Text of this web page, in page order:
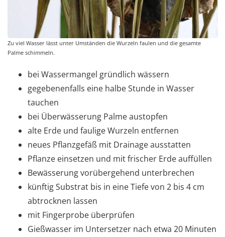
Zu viel Wasser lässt unter Umständen die Wurzeln faulen und die gesamte
Palme schimmeln.
bei Wassermangel gründlich wässern
gegebenenfalls eine halbe Stunde in Wasser
tauchen
bei Überwässerung Palme austopfen
alte Erde und faulige Wurzeln entfernen
neues Pflanzgefäß mit Drainage ausstatten
Pflanze einsetzen und mit frischer Erde auffüllen
Bewässerung vorübergehend unterbrechen
künftig Substrat bis in eine Tiefe von 2 bis 4 cm
abtrocknen lassen
mit Fingerprobe überprüfen
Gießwasser im Untersetzer nach etwa 20 Minuten